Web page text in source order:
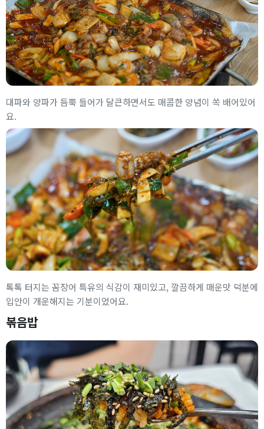
대파와 양파가 듬뿍 들어가 달큰하면서도 매콤한 양념이 쏙 배어있어
요.
톡톡 터지는 꼼장어 특유의 식감이 재미있고, 깔끔하게 매운맛 덕분에
입안이 개운해지는 기분이었어요.
볶음밥